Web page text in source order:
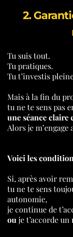
2.
Tu suis tout.
Tu pratiques.
Tu t’investis
Mais à la fin du
tu ne te sens pas
une séance claire
Alors je m’engage
Voici les
Si, après avoir
tu ne te sens
autonomie,
je continue de
ou je t’accorde un